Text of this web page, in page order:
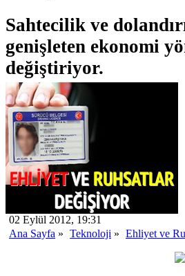
Sahtecilik ve
genişleten ekonomi
değiştiriyor.
02 Eylül 2012, 19:31
Ana Sayfa » Teknoloji » Ehliyet ve